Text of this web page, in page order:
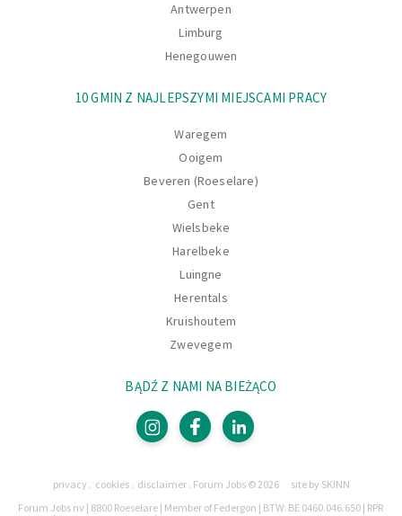
Antwerpen
Limburg
Henegouwen
10 GMIN Z NAJLEPSZYMI MIEJSCAMI PRACY
Waregem
Ooigem
Beveren (Roeselare)
Gent
Wielsbeke
Harelbeke
Luingne
Herentals
Kruishoutem
Zwevegem
BĄDŹ Z NAMI NA BIEŻĄCO
Prawnie
Strony
privacy cookies disclaimer Forum Jobs © 2026
site by SKINN
Forum Jobs nv | 8800 Roeselare | Member of Federgon | BTW: BE 0460.046.650 | RPR